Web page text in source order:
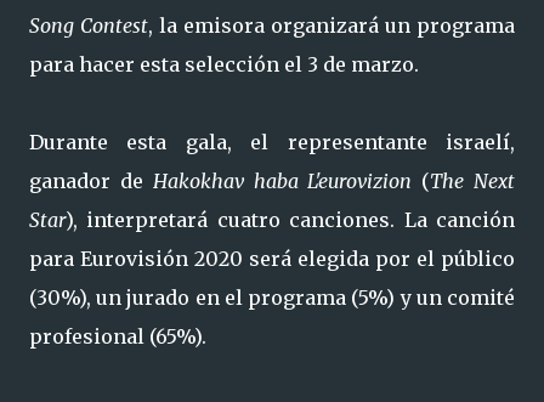
Song Contest, la emisora ​​organizará un programa
para hacer esta selección el 3 de marzo.
Durante esta gala, el representante israelí,
ganador de Hakokhav haba L'eurovizion (The Next
Star), interpretará cuatro canciones. La canción
para Eurovisión 2020 será elegida por el público
(30%), un jurado en el programa (5%) y un comité
profesional (65%).